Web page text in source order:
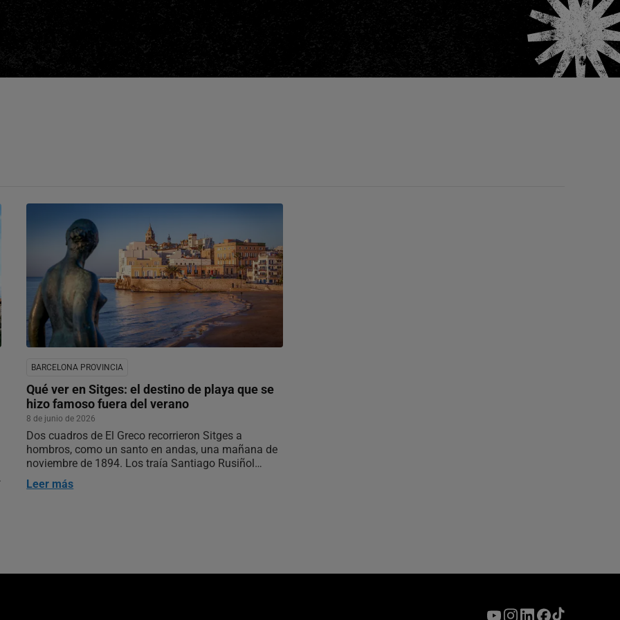
BARCELONA PROVINCIA
Qué ver en Sitges: el destino de playa que se
hizo famoso fuera del verano
8 de junio de 2026
Dos cuadros de El Greco recorrieron Sitges a
hombros, como un santo en andas, una mañana de
noviembre de 1894. Los traía Santiago Rusiñol
desde París, los acompañaba un cortejo con Ramon
Casas, Joan Maragall y Puig i Cadafalch dentro, y la
Leer más